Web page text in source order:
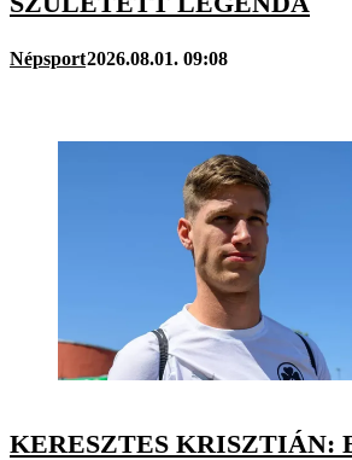
Népsport2026.08.01. 09:08
KERESZTES KRISZTIÁN: